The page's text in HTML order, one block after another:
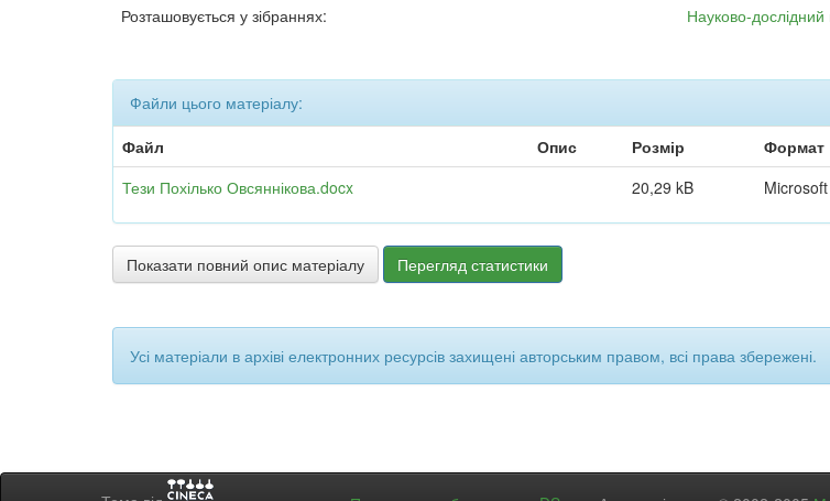
Розташовується у зібраннях:
Науково-дослідний
Файли цього матеріалу:
Файл
Опис Розмір
Формат
Тези Похілько Овсяннікова.docx
20,29 kB
Показати повний опис матеріалу Перегляд статистики
Усі матеріали в архіві електронних ресурсів захищені авторським правом, всі права збережені.